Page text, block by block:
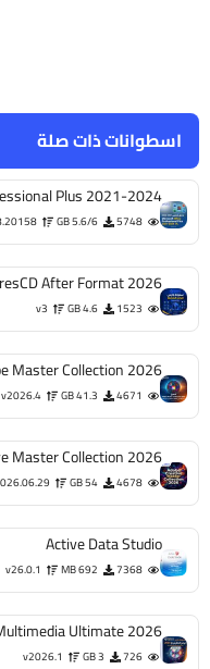
اسطوانات ذات صلة
Plus 2021-2024
5748
5.6/6 GB
After Format 2026
1523
4.6 GB
v3
Master Collection 2026
4671
41.3 GB
v2026.4
Master Collection 2026
4678
54 GB
Active Data Studio
7368
692 MB
v26.0.1
Ultimate 2026
726
3 GB
v2026.1